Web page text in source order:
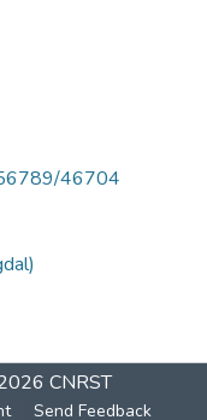
46704
CNRST
Send Feedback